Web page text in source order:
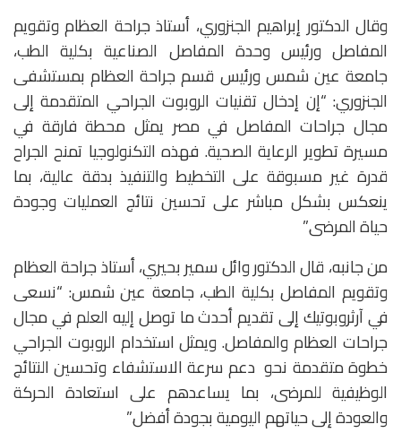
وقال الدكتور إبراهيم الجنزوري، أستاذ جراحة العظام وتقويم
المفاصل ورئيس وحدة المفاصل الصناعية بكلية الطب،
جامعة عين شمس ورئيس قسم جراحة العظام بمستشفى
الجنزوري: “إن إدخال تقنيات الروبوت الجراحي المتقدمة إلى
مجال جراحات المفاصل في مصر يمثل محطة فارقة في
مسيرة تطوير الرعاية الصحية. فهذه التكنولوجيا تمنح الجراح
قدرة غير مسبوقة على التخطيط والتنفيذ بدقة عالية، بما
ينعكس بشكل مباشر على تحسين نتائج العمليات وجودة
حياة المرضى.”
من جانبه، قال الدكتور وائل سمير بحيري، أستاذ جراحة العظام
وتقويم المفاصل بكلية الطب، جامعة عين شمس: “نسعى
في آرثروبوتيك إلى تقديم أحدث ما توصل إليه العلم في مجال
جراحات العظام والمفاصل. ويمثل استخدام الروبوت الجراحي
خطوة متقدمة نحو دعم سرعة الاستشفاء وتحسين النتائج
الوظيفية للمرضى، بما يساعدهم على استعادة الحركة
والعودة إلى حياتهم اليومية بجودة أفضل.”